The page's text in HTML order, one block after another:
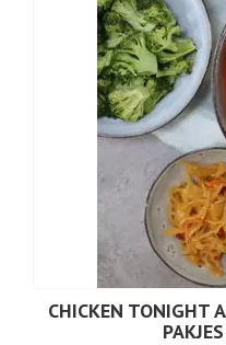
CHICKEN TONIGHT